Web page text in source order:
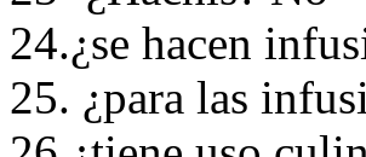
24.¿se hacen
25. ¿para las